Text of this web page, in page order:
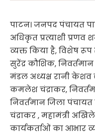
पाटन। जनपद पंचायत
अधिकृत प्रत्याशी प्रणव
व्यक्त किया है, विशेष
सुरेंद्र कौशिक, निवर्तमान
मंडल अध्यक्ष रानी केशव
कमलेश चंद्राकर,
निवर्तमान जिला पंचायत
चंद्राकर , महामंत्री
कार्यकर्ताओं का आभार